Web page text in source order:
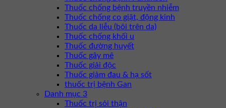
Thuốc chống bệnh truyền nhiễm
Thuốc chống co giật, động kinh
Thuốc da liễu (bôi trên da)
Thuốc chống khối u
Thuốc đường huyết
Thuốc gây mê
Thuốc giải độc
Thuốc giảm đau & hạ sốt
thuốc trị bệnh Gan
Danh mục 3
Thuốc trị sỏi thận